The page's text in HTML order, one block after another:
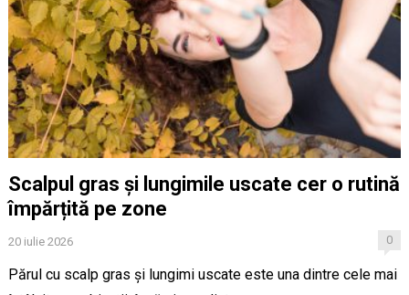
Scalpul gras și lungimile uscate cer o rutină
împărțită pe zone
20 iulie 2026 0
Părul cu scalp gras și lungimi uscate este una dintre cele mai